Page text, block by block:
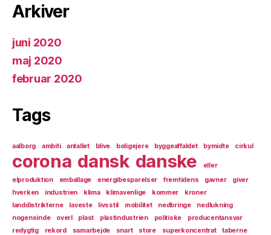
Arkiver
juni 2020
maj 2020
februar 2020
Tags
aalborg ambiti antallet blive boligejere byggeaffaldet bymidte cirkul
corona dansk danske
eller
elproduktion
emballage energibesparelser fremtidens gavner
giver
hverken
industrien klima klimavenlige kommer
kroner
landdistrikterne
laveste livsstil mobilitet nedbringe
nedlukning
nogensinde
overl plast plastindustrien politiske
producentansvar
redygtig
rekord samarbejde snart store superkoncentrat
taberne